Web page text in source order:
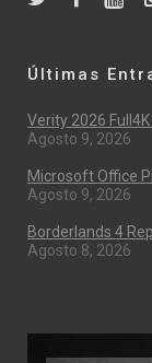
Últimas
Verity 2026
Agosto 9, 2026
Microsoft Office
Agosto 9, 2026
Borderlands 4
Agosto 8, 2026